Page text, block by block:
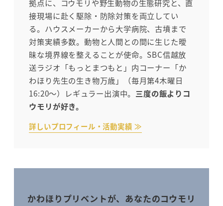
拠点に、コウモリや野生動物の生態研究と、直
接現場に赴く駆除・防除対策を両立してい
る。ハウスメーカーから大学病院、古墳まで
対策実績多数。動物と人間との間に生じた曖
昧な境界線を整えることが使命。SBC信越放
送ラジオ「もっとまつもと」内コーナー「か
わほり先生の生き物万歳」（毎月第4木曜日
16:20～）レギュラー出演中。 三度の飯よりコ
ウモリが好き。
詳しいプロフィール・活動実績 ≫
かわほりプリベントが、あなたのコウモリ